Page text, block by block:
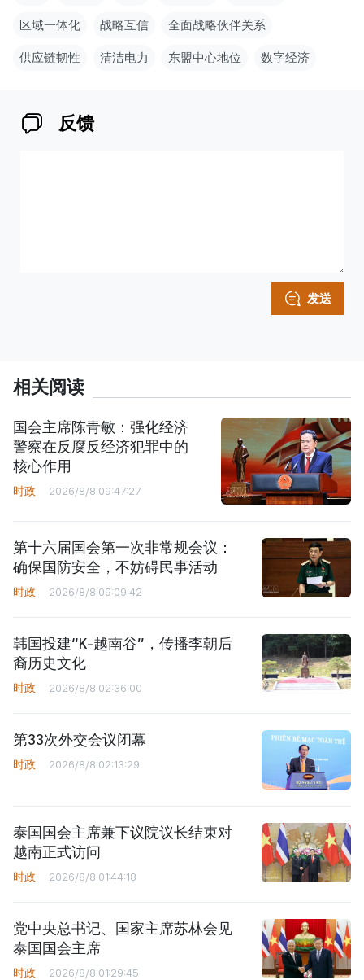
区域一体化 战略互信 全面战略伙伴关系
供应链韧性 清洁电力 东盟中心地位 数字经济
反馈
发送
相关阅读
国会主席陈青敏：强化经济
警察在反腐反经济犯罪中的
核心作用
时政 2026/8/8 09:47:27
第十六届国会第一次非常规会议：
确保国防安全，不妨碍民事活动
时政 2026/8/8 09:09:42
韩国投建“K-越南谷”，传播李朝后
裔历史文化
时政 2026/8/8 02:36:00
第33次外交会议闭幕
时政 2026/8/8 02:13:29
泰国国会主席兼下议院议长结束对
越南正式访问
时政 2026/8/8 01:44:18
党中央总书记、国家主席苏林会见
泰国国会主席
时政 2026/8/8 01:29:45